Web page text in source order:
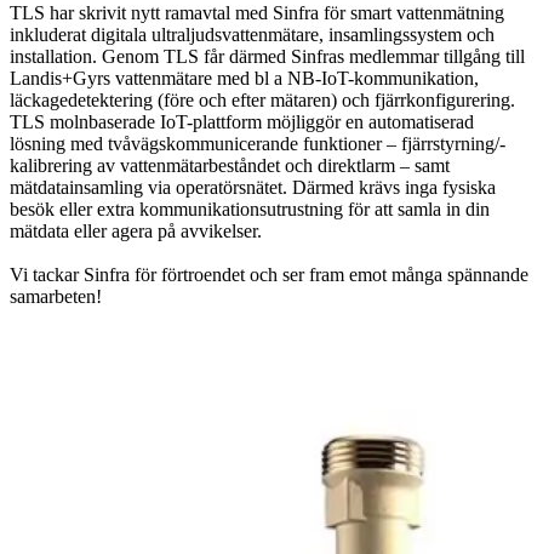
TLS har skrivit nytt ramavtal med Sinfra för smart vattenmätning
inkluderat digitala ultraljudsvattenmätare, insamlingssystem och
installation. Genom TLS får därmed Sinfras medlemmar tillgång till
Landis+Gyrs vattenmätare med bl a NB-IoT-kommunikation,
läckagedetektering (före och efter mätaren) och fjärrkonfigurering.
TLS molnbaserade IoT-plattform möjliggör en automatiserad
lösning med tvåvägskommunicerande funktioner – fjärrstyrning/-
kalibrering av vattenmätarbeståndet och direktlarm – samt
mätdatainsamling via operatörsnätet. Därmed krävs inga fysiska
besök eller extra kommunikationsutrustning för att samla in din
mätdata eller agera på avvikelser.
Vi tackar Sinfra för förtroendet och ser fram emot många spännande
samarbeten!